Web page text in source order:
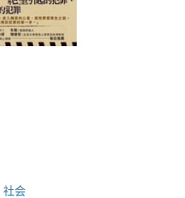
社会